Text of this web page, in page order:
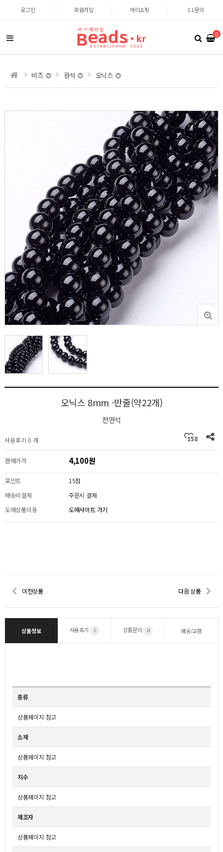
로그인 회원가입 마이쇼핑 1:1문의
0
비즈 원석 오닉스
오닉스 8mm -반줄(약22개)
천연석
사용후기 0 개 158
판매가격 4,100원
포인트
15점
배송비결제
주문시 결제
도매상품이동
도매사이트 가기
이전상품 다음 상품
상품정보 사용후기 0 상품문의 14 배송/교환
종류
상품페이지 참고
소재
상품페이지 참고
치수
상품페이지 참고
제조자
상품페이지 참고